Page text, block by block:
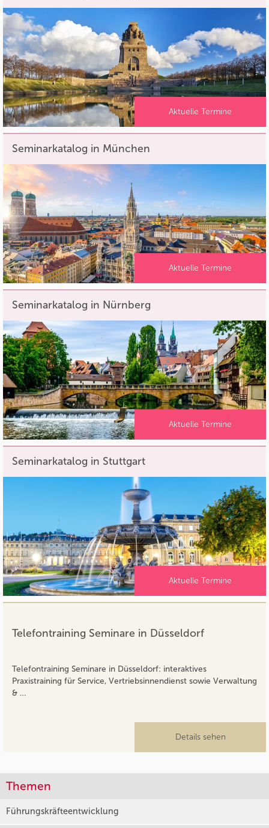
Aktuelle Termine
Seminarkatalog in München
Aktuelle Termine
Seminarkatalog in Nürnberg
Aktuelle Termine
Seminarkatalog in Stuttgart
Aktuelle Termine
Telefontraining Seminare in Düsseldorf
Telefontraining Seminare in Düsseldorf: interaktives
Praxistraining für Service, Vertriebsinnendienst sowie Verwaltung
& …
Details sehen
Themen
Führungskräfteentwicklung